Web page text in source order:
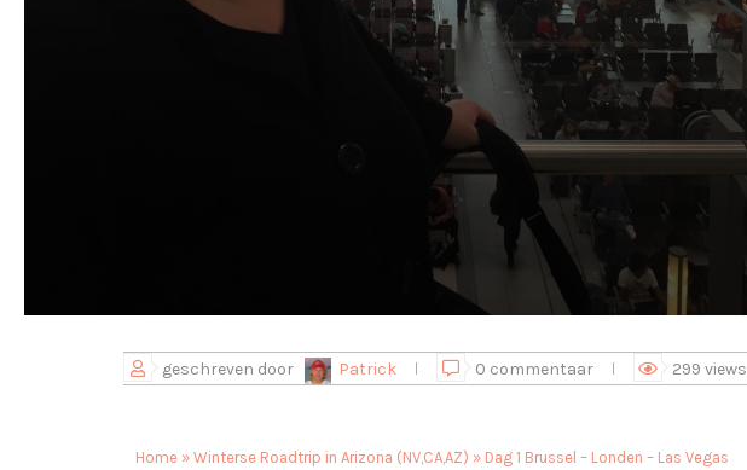
geschreven door Patrick 0 commentaar 299 views
Home » Winterse Roadtrip in Arizona (NV,CA,AZ) » Dag 1 Brussel – Londen – Las Vegas